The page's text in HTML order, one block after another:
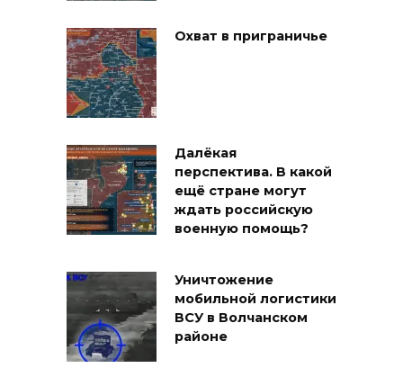
Охват в приграничье
Далёкая
перспектива. В какой
ещё стране могут
ждать российскую
военную помощь?
Уничтожение
мобильной логистики
ВСУ в Волчанском
районе